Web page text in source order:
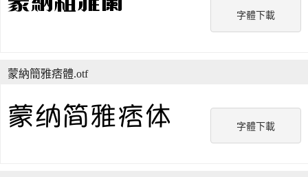
字體下載
字體下載
蒙納簡雅痞體.otf